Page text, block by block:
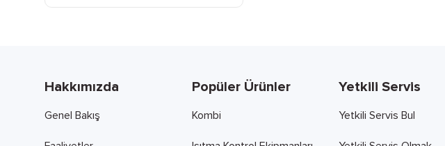
Hakkımızda
Genel Bakış
Popüler Ürünler
Kombi
Yetkili Servis
Yetkili Servis Bul